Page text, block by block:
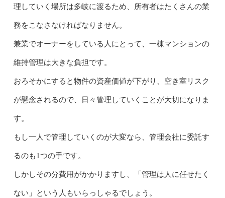
理していく場所は多岐に渡るため、所有者はたくさんの業
務をこなさなければなりません。
兼業でオーナーをしている人にとって、一棟マンションの
維持管理は大きな負担です。
おろそかにすると物件の資産価値が下がり、空き室リスク
が懸念されるので、日々管理していくことが大切になりま
す。
もし一人で管理していくのが大変なら、管理会社に委託す
るのも1つの手です。
しかしその分費用がかかりますし、「管理は人に任せたく
ない」という人もいらっしゃるでしょう。